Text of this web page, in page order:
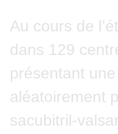
Au cours de
dans 129
présentant
aléatoirement
sacubitril-